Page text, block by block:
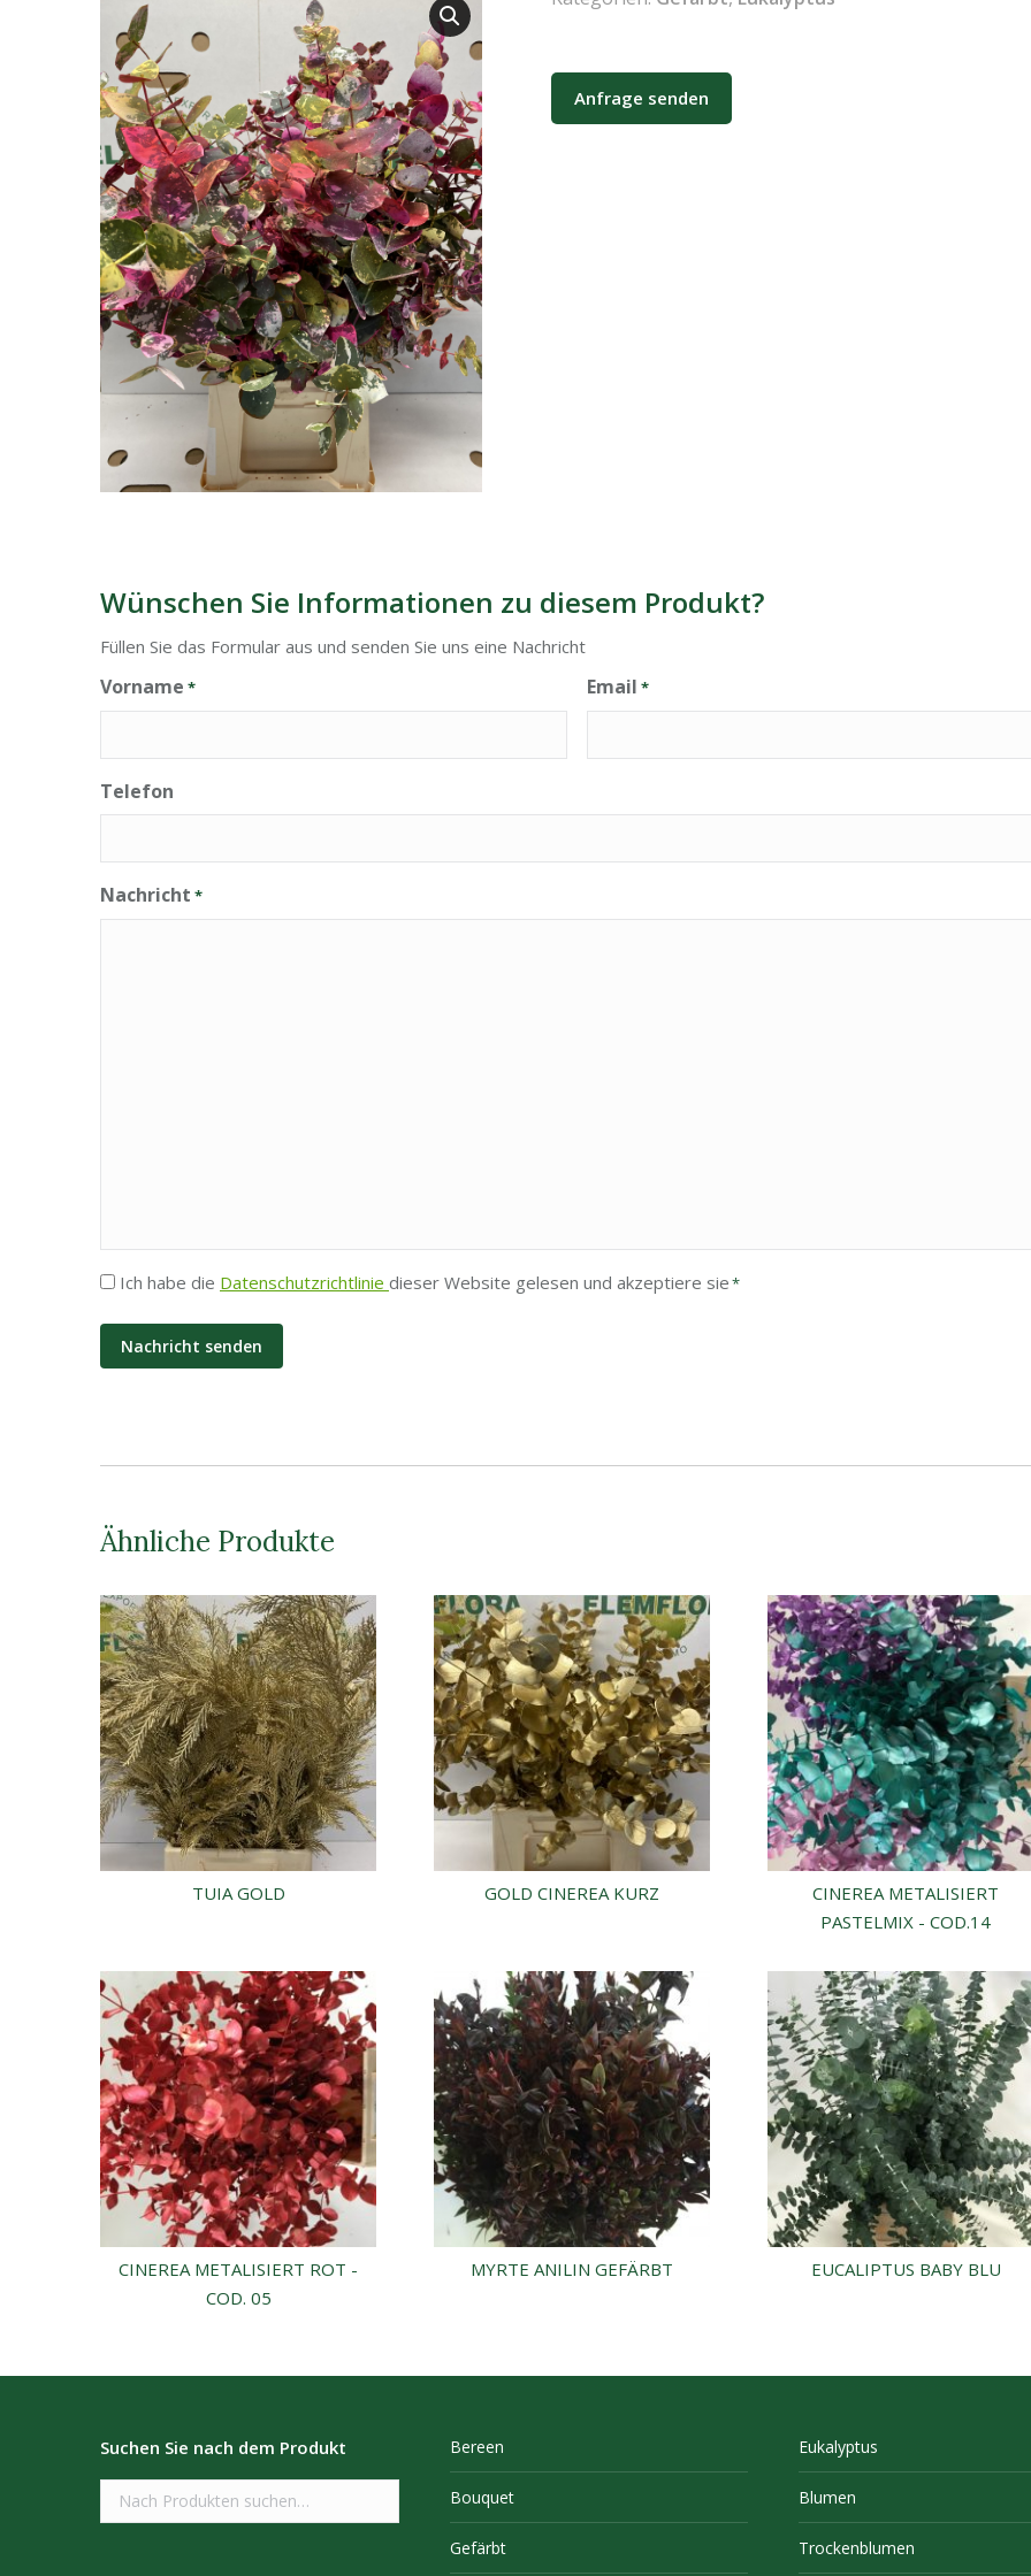
Anfrage senden
Wünschen Sie Informationen zu diesem Produkt?
Füllen Sie das Formular aus und senden Sie uns eine Nachricht
Vorname * Email *
Telefon
Nachricht *
Privatsphäre
Ich habe die Datenschutzrichtlinie dieser Website gelesen und akzeptiere sie*
Ähnliche Produkte
TUIA GOLD GOLD CINEREA KURZ
CINEREA METALISIERT
PASTELMIX - COD.14
CINEREA METALISIERT ROT -
COD. 05
MYRTE ANILIN GEFÄRBT EUCALIPTUS BABY BLU
Suchen Sie nach dem Produkt Bereen
Bouquet
Gefärbt
Eukalyptus
Blumen
Trockenblumen